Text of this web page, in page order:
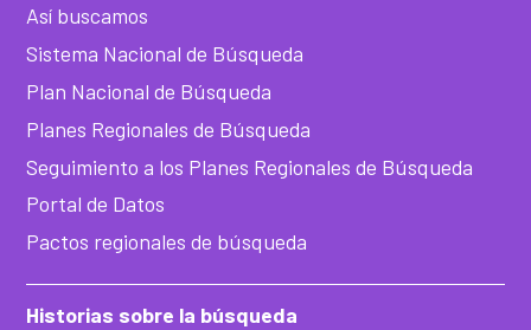
Así buscamos
Sistema Nacional de Búsqueda
Plan Nacional de Búsqueda
Planes Regionales de Búsqueda
Seguimiento a los Planes Regionales de Búsqueda
Portal de Datos
Pactos regionales de búsqueda
Historias sobre la búsqueda